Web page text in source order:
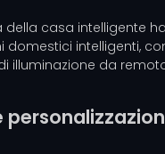
della casa intelligente
domestici intelligenti,
illuminazione da